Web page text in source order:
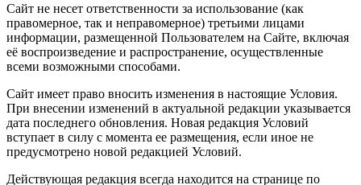
Сайт не несет ответственности за использование (как
правомерное, так и неправомерное) третьими лицами
информации, размещенной Пользователем на Сайте, включая
её воспроизведение и распространение, осуществленные
всеми возможными способами.
Сайт имеет право вносить изменения в настоящие Условия.
При внесении изменений в актуальной редакции указывается
дата последнего обновления. Новая редакция Условий
вступает в силу с момента ее размещения, если иное не
предусмотрено новой редакцией Условий.
Действующая редакция всегда находится на странице по